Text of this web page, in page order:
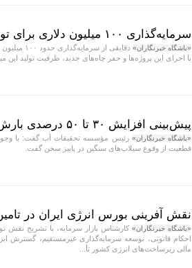
سرمایه‌گذاری ۱۰۰ میلیون دلاری برای توسعه میادین سامان، سومار و دلاوران
«باشگاه خبرنگاران»
دقایقی
با اجرای این پروژه‌ها و حفر چاه‌های جدید، ظرفیت تولید این میادین می‌تواند به
پیش‌بینی افزایش ۳۰ تا ۵۰ درصدی بارش در پاییز؛ یک احتمال، نه قطعیت
«باشگاه خبرنگاران» رئیس مؤسسه تحقیقات آب گفت: با وجود
قطعیت از وقوع سیلاب‌های سنگین در پاییز سخن گفت.
نقش آفرینی بورس انرژی ایران در
«باشگاه خبرنگاران»کارشناس بازار سرمایه، با تشریح نقش
احکام قانونی، توسعه سرمایه‌گذاری غیرمستقیم، گسترش
مالی زیرساخت‌های انرژی کشور تأ...